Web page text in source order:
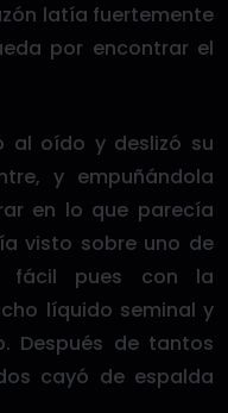
latía fuertemente
por encontrar el
al oído y deslizó su
y empuñándola
en lo que parecía
visto sobre uno de
fácil pues con la
líquido seminal y
Después de tantos
cayó de espalda